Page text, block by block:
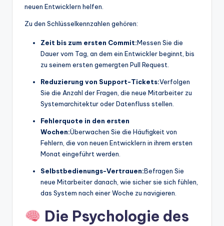
neuen Entwicklern helfen.
Zu den Schlüsselkennzahlen gehören:
Zeit bis zum ersten Commit:Messen Sie die
Dauer vom Tag, an dem ein Entwickler beginnt, bis
zu seinem ersten gemergten Pull Request.
Reduzierung von Support-Tickets:Verfolgen
Sie die Anzahl der Fragen, die neue Mitarbeiter zu
Systemarchitektur oder Datenfluss stellen.
Fehlerquote in den ersten
Wochen:Überwachen Sie die Häufigkeit von
Fehlern, die von neuen Entwicklern in ihrem ersten
Monat eingeführt werden.
Selbstbedienungs-Vertrauen:Befragen Sie
neue Mitarbeiter danach, wie sicher sie sich fühlen,
das System nach einer Woche zu navigieren.
Die Psychologie des